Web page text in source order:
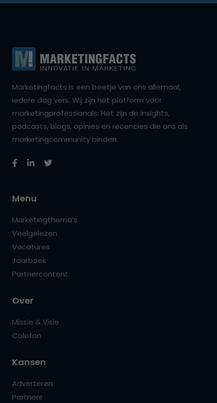
Marketingfacts is een beetje van ons allemaal,
iedere dag vers. Wij zijn hét platform voor
marketingprofessionals. Het zijn de insights,
podcasts, blogs, opinies en recencies die ons als
marketingcommunity binden.
Menu
Marketingthema’s
Veelgelezen
Vacatures
Jaarboek
Partnercontent
Over
Missie & Visie
Colofon
Kansen
Adverteren
Partners